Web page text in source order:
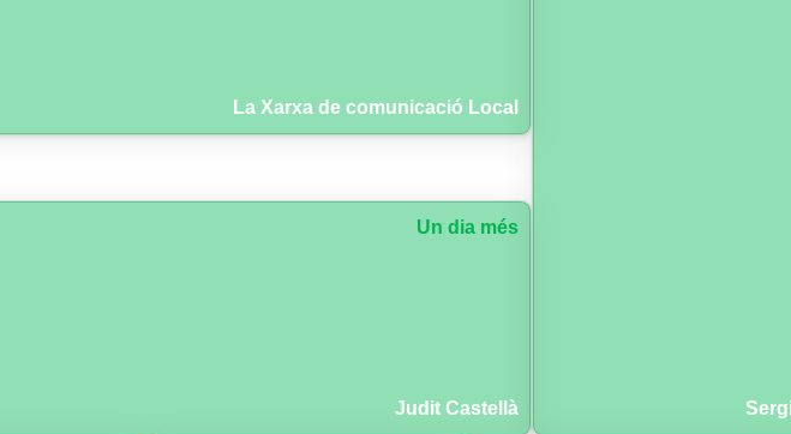
La Xarxa de comunicació Local
Un dia més
Judit Castellà